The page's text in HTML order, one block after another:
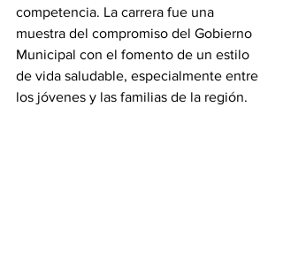
competencia. La carrera fue una
muestra del compromiso del Gobierno
Municipal con el fomento de un estilo
de vida saludable, especialmente entre
los jóvenes y las familias de la región.